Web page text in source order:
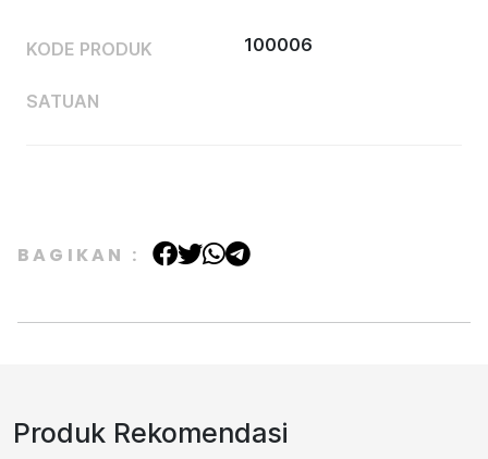
KODE PRODUK 100006
SATUAN
BAGIKAN :
Produk Rekomendasi